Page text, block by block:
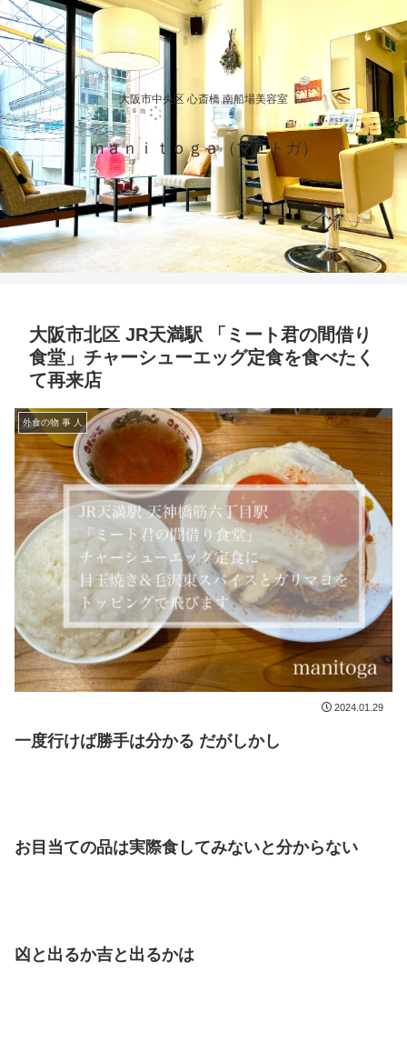
大阪市中央区 心斎橋 南船場美容室
ｍａｎｉｔｏｇａ（マニトガ）
大阪市北区 JR天満駅 「ミート君の間借り
食堂」チャーシューエッグ定食を食べたく
て再来店
外食の物 事 人
2024.01.29
一度行けば勝手は分かる だがしかし
お目当ての品は実際食してみないと分からない
凶と出るか吉と出るかは